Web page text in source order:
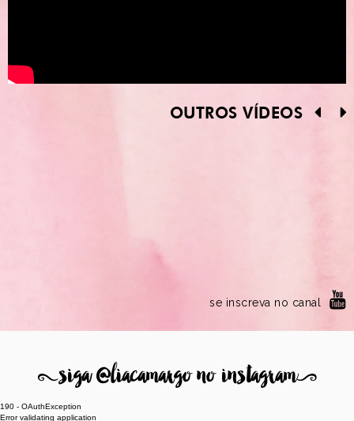
OUTROS VÍDEOS
se inscreva no canal
8siga @liacamargo no instagram9
190 - OAuthException
Error validating application